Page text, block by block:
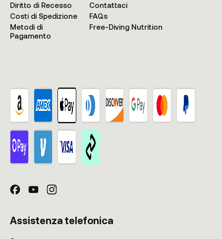
Diritto di Recesso
Costi di Spedizione
Metodi di
Pagamento
Contattaci
FAQs
Free-Diving Nutrition
Assistenza telefonica